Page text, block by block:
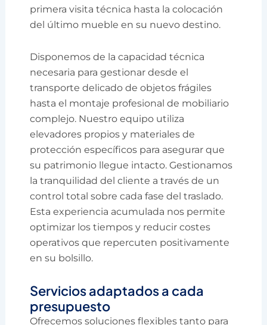
primera visita técnica hasta la colocación
del último mueble en su nuevo destino.
Disponemos de la capacidad técnica
necesaria para gestionar desde el
transporte delicado de objetos frágiles
hasta el montaje profesional de mobiliario
complejo. Nuestro equipo utiliza
elevadores propios y materiales de
protección específicos para asegurar que
su patrimonio llegue intacto. Gestionamos
la tranquilidad del cliente a través de un
control total sobre cada fase del traslado.
Esta experiencia acumulada nos permite
optimizar los tiempos y reducir costes
operativos que repercuten positivamente
en su bolsillo.
Servicios adaptados a cada
presupuesto
Ofrecemos soluciones flexibles tanto para